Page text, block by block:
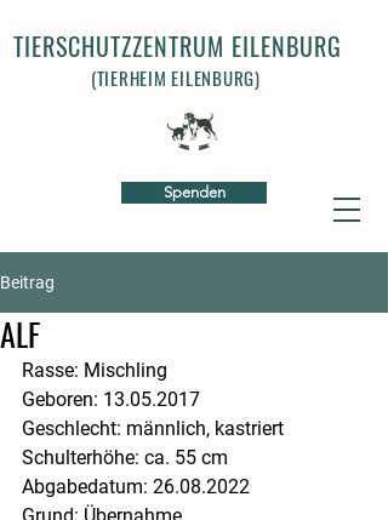
Spenden
TIERSCHUTZZENTRUM EILENBURG
(TIERHEIM EILENBURG)
Beitrag
ALF
Rasse: Mischling
Geboren: 13.05.2017
Geschlecht: männlich, kastriert
​Schulterhöhe: ca. 55 cm
​Abgabedatum: 26.08.2022